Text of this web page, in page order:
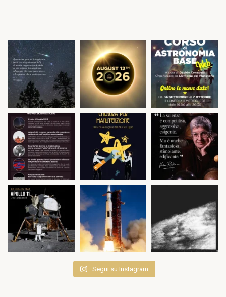
Segui su Instagram